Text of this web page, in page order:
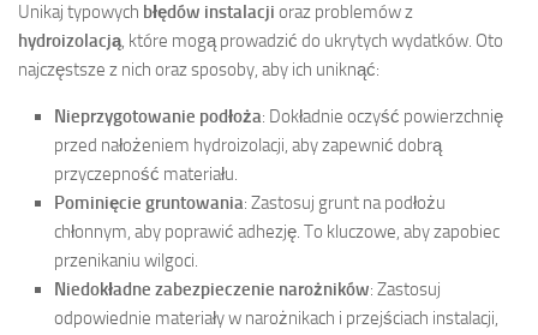
Unikaj typowych błędów instalacji oraz problemów z
hydroizolacją, które mogą prowadzić do ukrytych wydatków. Oto
najczęstsze z nich oraz sposoby, aby ich uniknąć:
Nieprzygotowanie podłoża: Dokładnie oczyść powierzchnię
przed nałożeniem hydroizolacji, aby zapewnić dobrą
przyczepność materiału.
Pominięcie gruntowania: Zastosuj grunt na podłożu
chłonnym, aby poprawić adhezję. To kluczowe, aby zapobiec
przenikaniu wilgoci.
Niedokładne zabezpieczenie narożników: Zastosuj
odpowiednie materiały w narożnikach i przejściach instalacji,